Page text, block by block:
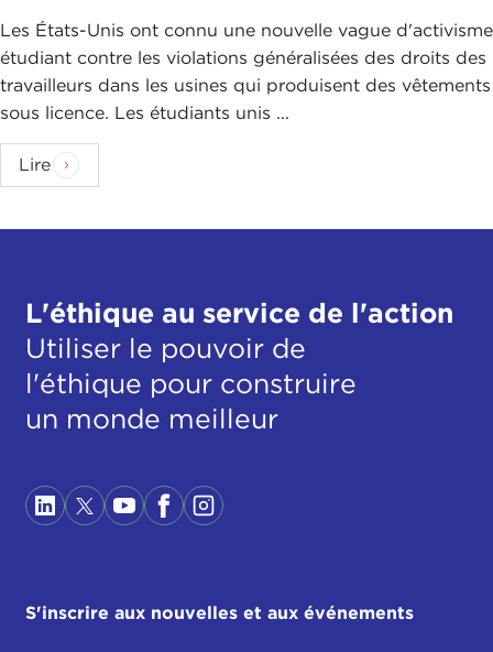
Les États-Unis ont connu une nouvelle vague d'activisme
étudiant contre les violations généralisées des droits des
travailleurs dans les usines qui produisent des vêtements
sous licence. Les étudiants unis ...
Lire
L'éthique au service de l'action
Utiliser le pouvoir de
l'éthique pour construire
un monde meilleur
S'inscrire aux nouvelles et aux événements